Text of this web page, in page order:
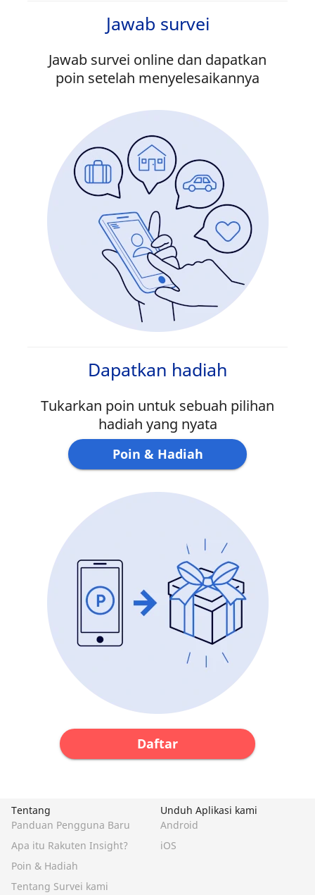
Jawab survei
Jawab survei online dan dapatkan
poin setelah menyelesaikannya
Dapatkan hadiah
Tukarkan poin untuk sebuah pilihan
hadiah yang nyata
Poin & Hadiah
Daftar
Tentang
Panduan Pengguna Baru
Apa itu Rakuten Insight?
Poin & Hadiah
Tentang Survei kami
Unduh Aplikasi kami
Android
iOS